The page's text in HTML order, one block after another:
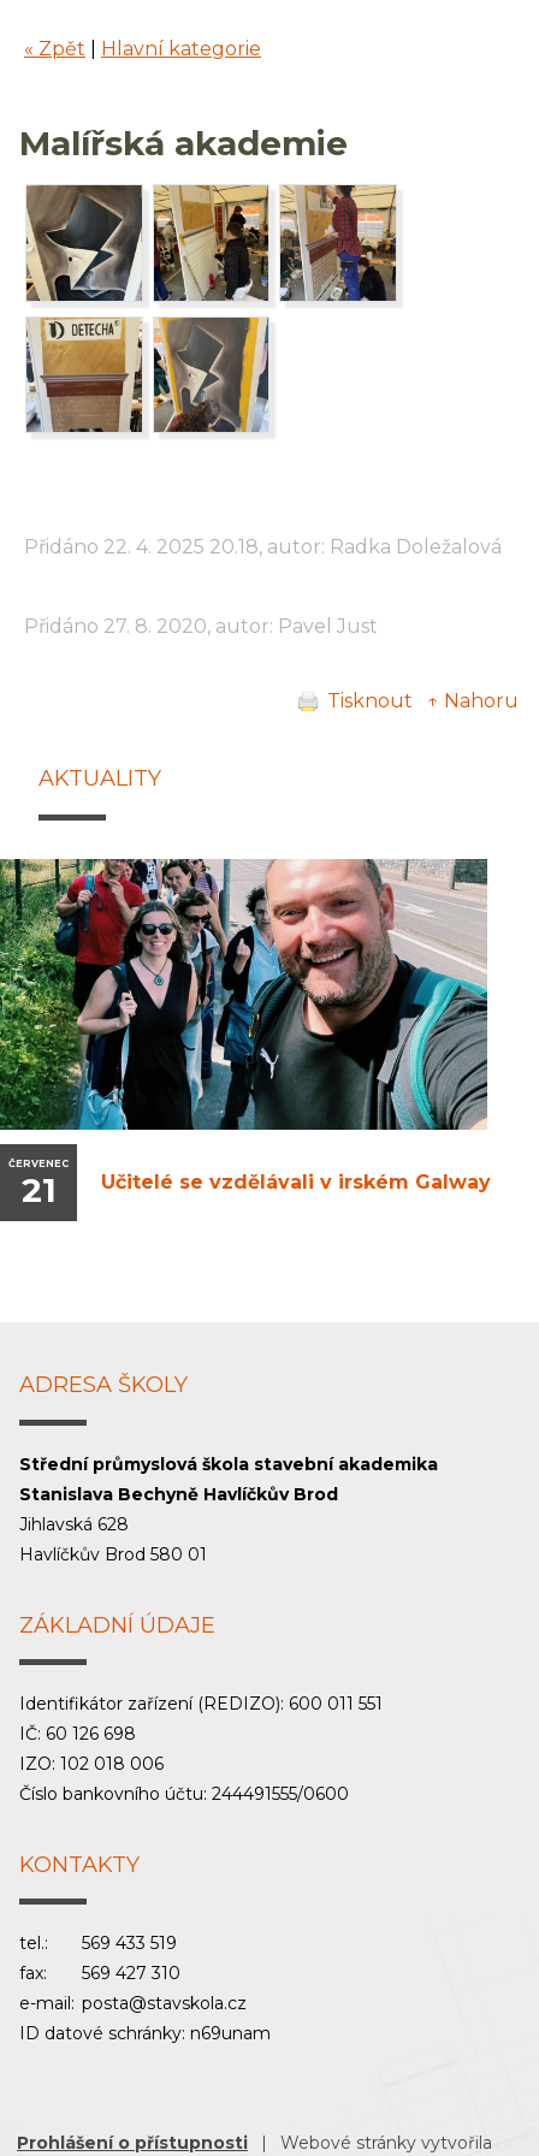
« Zpět Hlavní kategorie
Malířská akademie
Přidáno 22. 4. 2025 20.18, autor: Radka Doležalová
Přidáno 27. 8. 2020, autor: Pavel Just
Tisknout ↑ Nahoru
AKTUALITY
ČERVENEC
21 Učitelé se vzdělávali v irském Galway
ADRESA ŠKOLY
Střední průmyslová škola stavební akademika
Stanislava Bechyně Havlíčkův Brod
Jihlavská 628
Havlíčkův Brod 580 01
ZÁKLADNÍ ÚDAJE
Identifikátor zařízení (REDIZO): 600 011 551
IČ: 60 126 698
IZO: 102 018 006
Číslo bankovního účtu: 244491555/0600
KONTAKTY
tel.:
569 433 519
fax:
569 427 310
e-mail: posta@stavskola.cz
ID datové schránky: n69unam
Prohlášení o přístupnosti | Webové stránky vytvořila